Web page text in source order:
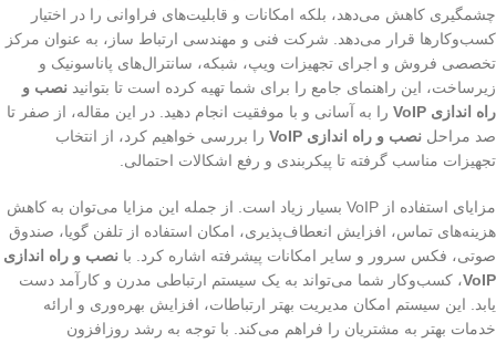
چشمگیری کاهش می‌دهد، بلکه امکانات و قابلیت‌های فراوانی را در اختیار
کسب‌وکارها قرار می‌دهد. شرکت فنی و مهندسی ارتباط ساز، به عنوان مرکز
تخصصی فروش و اجرای تجهیزات ویپ، شبکه، سانترال‌های پاناسونیک و
زیرساخت، این راهنمای جامع را برای شما تهیه کرده است تا بتوانید نصب و
راه اندازی VoIP
را به آسانی و با موفقیت انجام دهید. در این مقاله، از صفر تا
صد مراحل نصب و راه اندازی VoIP
را بررسی خواهیم کرد، از انتخاب
تجهیزات مناسب گرفته تا پیکربندی و رفع اشکالات احتمالی.
مزایای استفاده از VoIP بسیار زیاد است. از جمله این مزایا می‌توان به کاهش
هزینه‌های تماس، افزایش انعطاف‌پذیری، امکان استفاده از تلفن گویا، صندوق
صوتی، فکس سرور و سایر امکانات پیشرفته اشاره کرد. با نصب و راه اندازی
VoIP، کسب‌وکار شما می‌تواند به یک سیستم ارتباطی مدرن و کارآمد دست
یابد. این سیستم امکان مدیریت بهتر ارتباطات، افزایش بهره‌وری و ارائه
خدمات بهتر به مشتریان را فراهم می‌کند. با توجه به رشد روزافزون